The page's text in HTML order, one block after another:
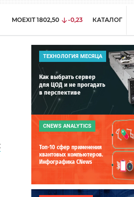
MOEXIT 1802,50 -0,23 КАТАЛОГ
ТЕХНОЛОГИЯ МЕСЯЦА
Как выбрать сервер
для ЦОД и не прогадать
в перспективе
CNEWS ANALYTICS
Топ-10 сфер применения
квантовых компьютеров.
Инфографика CNews